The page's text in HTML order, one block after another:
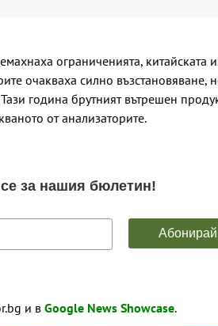
ограниченията, китайската
очакваха силно възстановяване,
година брутният вътрешен
от анализаторите.
и в Google News Showcase.